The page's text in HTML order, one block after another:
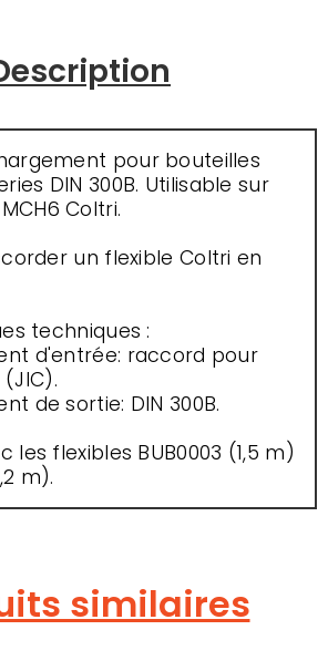
pour bouteilles
DIN 300B. Utilisable sur
Coltri.
un flexible Coltri en
techniques :
d'entrée: raccord pour
de sortie: DIN 300B.
les flexibles BUB0003 (1,5 m)
m).
similaires